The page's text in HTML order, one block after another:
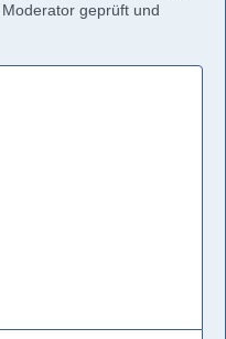
geprüft und